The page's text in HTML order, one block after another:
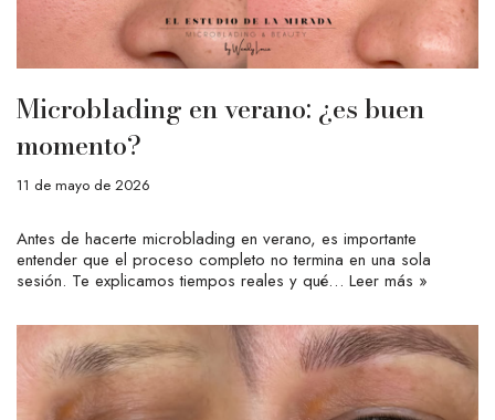
Microblading en verano: ¿es buen
momento?
11 de mayo de 2026
Antes de hacerte microblading en verano, es importante
entender que el proceso completo no termina en una sola
sesión. Te explicamos tiempos reales y qué… Leer más »